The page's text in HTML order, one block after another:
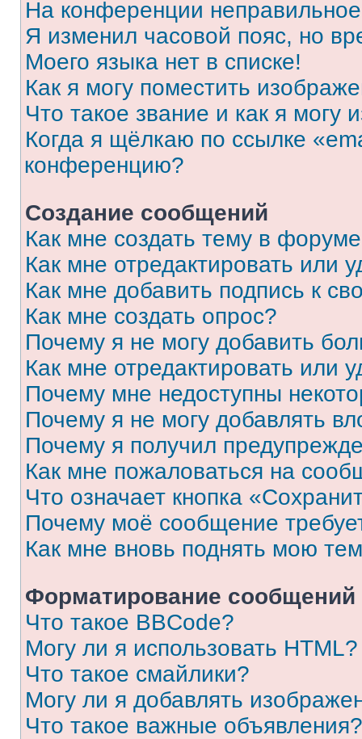
На конференции
Я изменил часовой пояс, но
Моего языка нет в списке!
Как я могу поместить
Что такое звание и как я могу
Когда я щёлкаю по ссылке
конференцию?
Создание сообщений
Как мне создать тему в
Как мне отредактировать или
Как мне добавить подпись к
Как мне создать опрос?
Почему я не могу добавить
Как мне отредактировать или
Почему мне недоступны
Почему я не могу добавлять
Почему я получил
Как мне пожаловаться на
Что означает кнопка
Почему моё сообщение
Как мне вновь поднять мою
Форматирование
Что такое BBCode?
Могу ли я использовать HTML?
Что такое смайлики?
Могу ли я добавлять
Что такое важные объявления?